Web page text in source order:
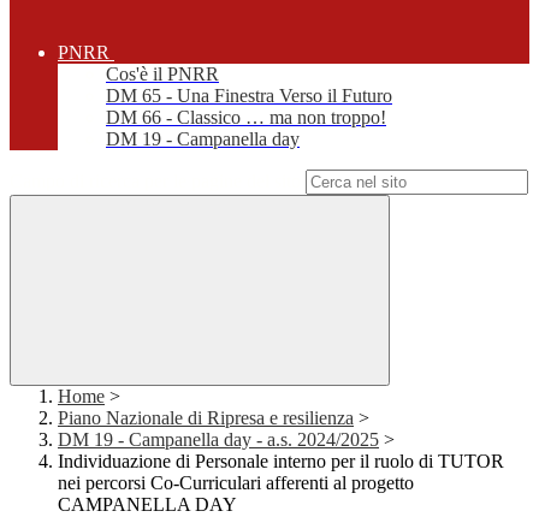
PNRR
Cos'è il PNRR
DM 65 - Una Finestra Verso il Futuro
DM 66 - Classico … ma non troppo!
DM 19 - Campanella day
Home >
Piano Nazionale di Ripresa e resilienza >
DM 19 - Campanella day - a.s. 2024/2025 >
Individuazione di Personale interno per il ruolo di TUTOR
nei percorsi Co-Curriculari afferenti al progetto
CAMPANELLA DAY